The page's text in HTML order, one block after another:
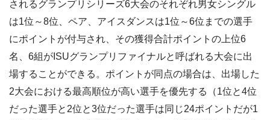
されるグランプリシリーズ6大会のそれぞれ男女シングル
は1位～8位、ペア、アイスダンスは1位～6位までの選手
にポイントが付与され、その獲得合計ポイントの上位6
名、6組がISUグランプリファイナルと呼ばれる大会に出
場することができる。ポイントが同点の場合は、出場した
2大会における最高順位が高い選手を優先する（1位と4位
だった選手と2位と3位だった選手は同じ24ポイントだが1